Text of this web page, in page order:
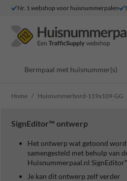
Nr. 1 webshop voor huisnummerpalen
Bermpaal met huisnummer(s)
Home Huisnummerbord-119x109-GG
SignEditor™ ontwerp
Het ontwerp wat getoond
samengesteld met behulp van
Huisnummerpaal.nl
Je kan dit ontwerp zelf verder